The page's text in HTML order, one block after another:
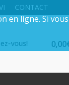
CONTACT
vous!
0,00
ligne. Si